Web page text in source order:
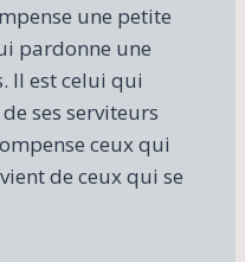
une petite
pardonne une
Il est celui qui
ses serviteurs
ceux qui
de ceux qui se